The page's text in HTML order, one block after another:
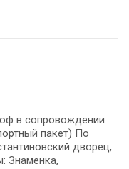
в сопровождении
пакет) По
дворец,
Знаменка,